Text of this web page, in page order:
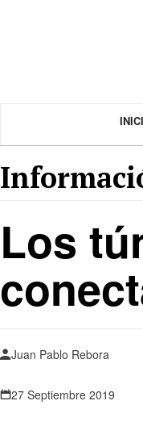
Los
Juan Pablo Rebora
27 Septiembre 2019